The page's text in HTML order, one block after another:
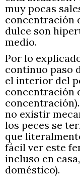
muy pocas
concentración
dulce son
medio.
Por lo
continuo paso
el interior del
concentración
no existir
los peces se
que
fácil ver este
incluso en
doméstico).